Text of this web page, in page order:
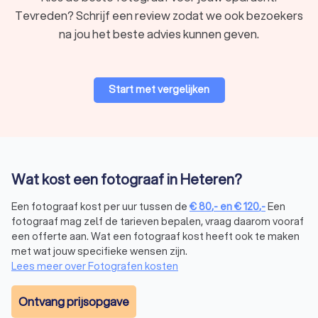
gespecialiseerd in het fotograferen van prachtige foto’s van
de buik. Niet alleen de fysieke aspecten legt de fotograaf
gezin. Is je kleintje al geboren? Dan is het mogelijk om een
(newborn shoot) te organiseren.
trouwfotografie kun je later terugkijken op deze
een verhalende stijl te gebruiken, van de eerste
voorbereidingen van de bruiloft tot het eindfeest. Ook is het
mogelijk om individuele foto’s te maken van het bruidspaar,
de getuigen en de bruidsmeisjes en -jongens. Een goede
trouwfotograaf werkt nauw samen met het bruidspaar om
hun visie en voorkeuren te integreren in de fotoshoot.
Tevreden? Schrijf een review zodat we ook bezoekers
na jou het beste advies kunnen geven.
Start met vergelijken
Wat kost een fotograaf in Heteren?
Een fotograaf kost per uur tussen de €80,- en€120,-Een
fotograaf mag zelf de tarieven bepalen, vraag daarom vooraf
een offerte aan. Wat een fotograaf kost heeft ook te maken
met wat jouw specifieke wensen zijn.
Lees meer over Fotografen kosten
Ontvang prijsopgave